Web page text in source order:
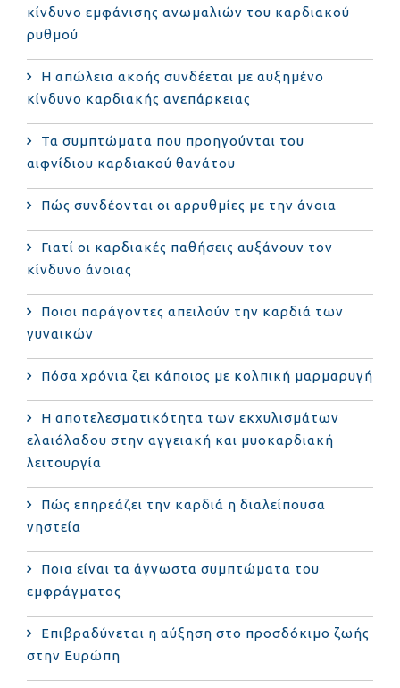
κίνδυνο εμφάνισης ανωμαλιών του καρδιακού
ρυθμού
Η απώλεια ακοής συνδέεται με αυξημένο
κίνδυνο καρδιακής ανεπάρκειας
Τα συμπτώματα που προηγούνται του
αιφνίδιου καρδιακού θανάτου
Πώς συνδέονται οι αρρυθμίες με την άνοια
Γιατί οι καρδιακές παθήσεις αυξάνουν τον
κίνδυνο άνοιας
Ποιοι παράγοντες απειλούν την καρδιά των
γυναικών
Πόσα χρόνια ζει κάποιος με κολπική μαρμαρυγή
Η αποτελεσματικότητα των εκχυλισμάτων
ελαιόλαδου στην αγγειακή και μυοκαρδιακή
λειτουργία
Πώς επηρεάζει την καρδιά η διαλείπουσα
νηστεία
Ποια είναι τα άγνωστα συμπτώματα του
εμφράγματος
Επιβραδύνεται η αύξηση στο προσδόκιμο ζωής
στην Ευρώπη